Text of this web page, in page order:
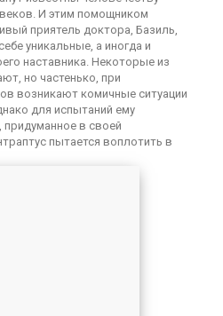
И этим помощником
приятель доктора, Базиль,
уникальные, а иногда и
наставника. Некоторые из
но частенько, при
возникают комичные ситуации
для испытаний ему
придуманное в своей
пытается воплотить в